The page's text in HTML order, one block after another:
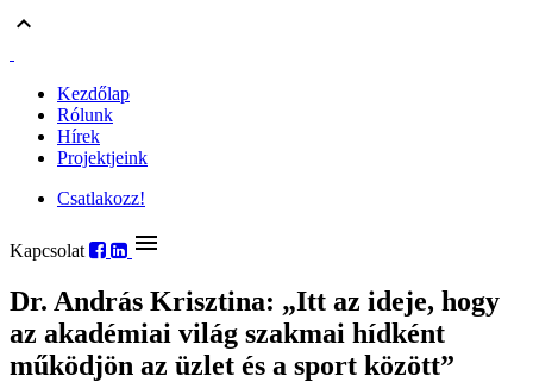
keyboard_arrow_up
Kezdőlap
Rólunk
Hírek
Projektjeink
Csatlakozz!
Kapcsolat menu
Dr. András Krisztina: „Itt az ideje, hogy
az akadémiai világ szakmai hídként
működjön az üzlet és a sport között”